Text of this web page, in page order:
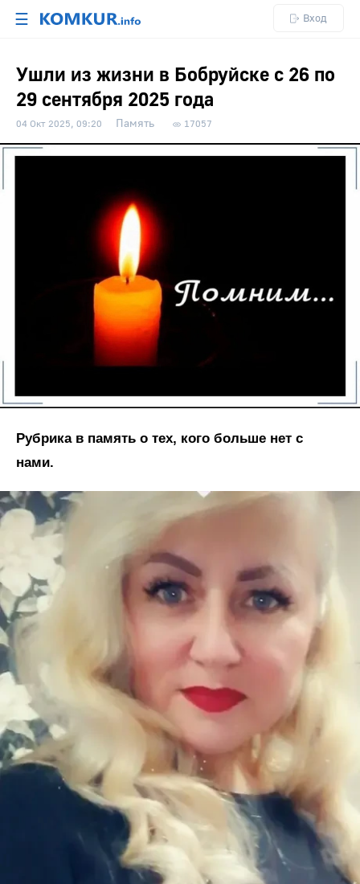
☰ Вход
Ушли из жизни в Бобруйске с 26 по
29 сентября 2025 года
04 Окт 2025, 09:20 Память 17057
Рубрика в память о тех, кого больше нет с
нами.